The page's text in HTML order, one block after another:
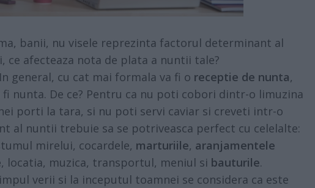
banii, nu visele reprezinta factorul determinant al
ce afecteaza nota de plata a nuntii tale?
general, cu cat mai formala va fi o receptie de nunta,
nunta. De ce? Pentru ca nu poti cobori dintr-o limuzina
porti la tara, si nu poti servi caviar si creveti intr-o
al nuntii trebuie sa se potriveasca perfect cu celelalte:
mirelui, cocardele, marturiile, aranjamentele
, locatia, muzica, transportul, meniul si bauturile.
verii si la inceputul toamnei se considera ca este